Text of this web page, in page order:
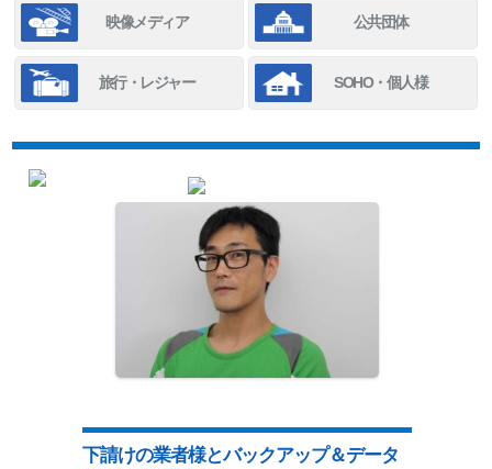
映像メディア 公共団体
旅行・レジャー SOHO・個人様
下請けの業者様とバックアップ＆データ